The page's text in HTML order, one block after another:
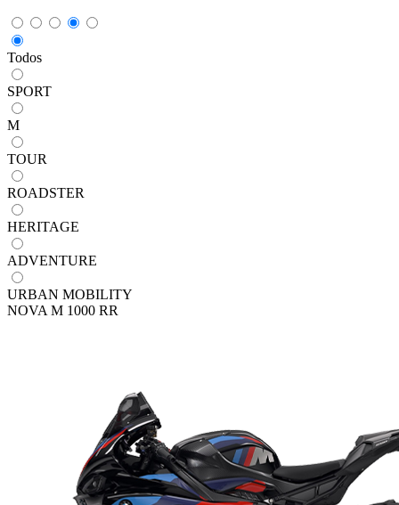
Todos
SPORT
M
TOUR
ROADSTER
HERITAGE
ADVENTURE
URBAN MOBILITY
NOVA M 1000 RR